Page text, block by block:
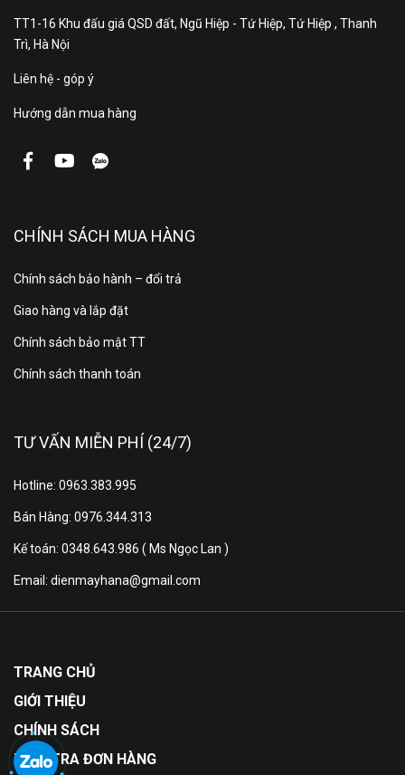
TT1-16 Khu đấu giá QSD đất, Ngũ Hiệp - Tứ Hiệp, Tứ Hiệp , Thanh
Trì, Hà Nội
Liên hệ - góp ý
Hướng dẫn mua hàng
CHÍNH SÁCH MUA HÀNG
Chính sách bảo hành – đổi trả
Giao hàng và lắp đặt
Chính sách bảo mật TT
Chính sách thanh toán
TƯ VẤN MIỄN PHÍ (24/7)
Hotline: 0963.383.995
Bán Hàng: 0976.344.313
Kế toán: 0348.643.986 ( Ms Ngọc Lan )
Email: dienmayhana@gmail.com
TRANG CHỦ
GIỚI THIỆU
CHÍNH SÁCH
KIỂM TRA ĐƠN HÀNG